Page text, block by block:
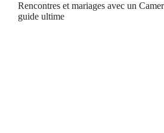
Rencontres et mariages avec un
guide ultime